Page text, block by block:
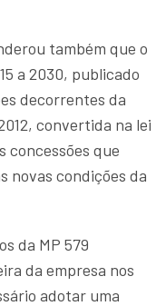
também que o
a 2030, publicado
decorrentes da
convertida na lei
concessões que
novas condições da
da MP 579
da empresa nos
adotar uma